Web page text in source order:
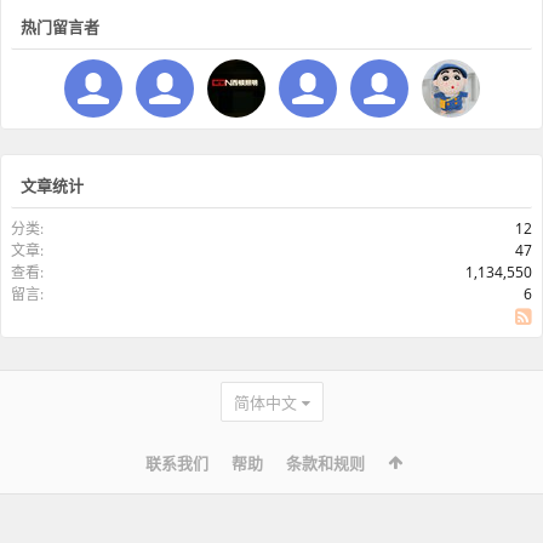
热门留言者
文章统计
分类:
12
文章:
47
查看:
1,134,550
留言:
6
简体中文
联系我们 帮助 条款和规则